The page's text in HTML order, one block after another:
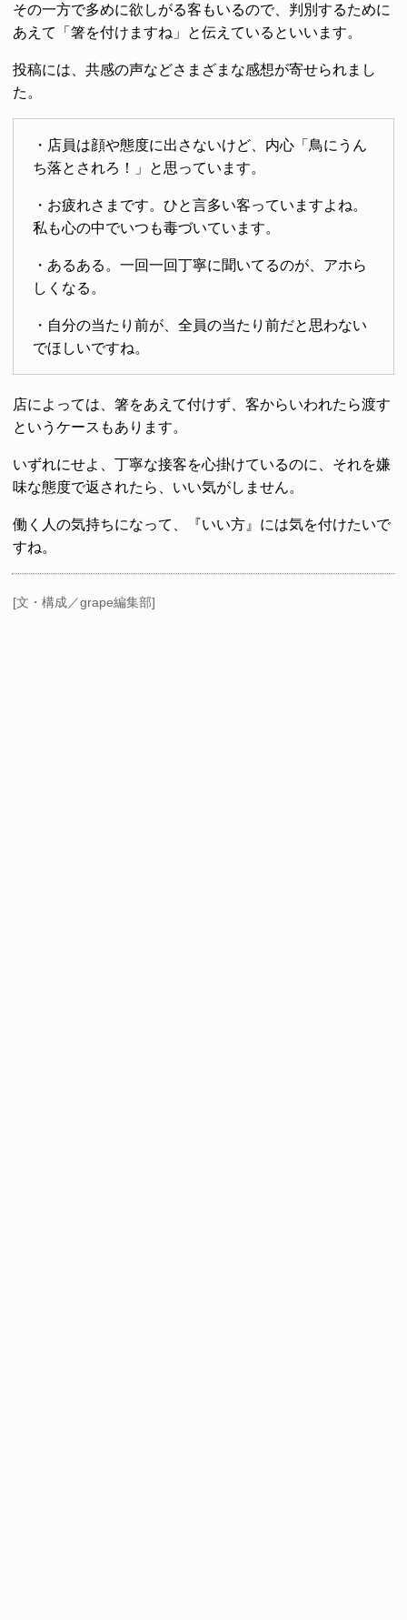
その一方で多めに欲しがる客もいるので、判別するために
あえて「箸を付けますね」と伝えているといいます。
投稿には、共感の声などさまざまな感想が寄せられまし
た。
・店員は顔や態度に出さないけど、内心「鳥にうん
ち落とされろ！」と思っています。
・お疲れさまです。ひと言多い客っていますよね。
私も心の中でいつも毒づいています。
・あるある。一回一回丁寧に聞いてるのが、アホら
しくなる。
・自分の当たり前が、全員の当たり前だと思わない
でほしいですね。
店によっては、箸をあえて付けず、客からいわれたら渡す
というケースもあります。
いずれにせよ、丁寧な接客を心掛けているのに、それを嫌
味な態度で返されたら、いい気がしません。
働く人の気持ちになって、『いい方』には気を付けたいで
すね。
[文・構成／grape編集部]